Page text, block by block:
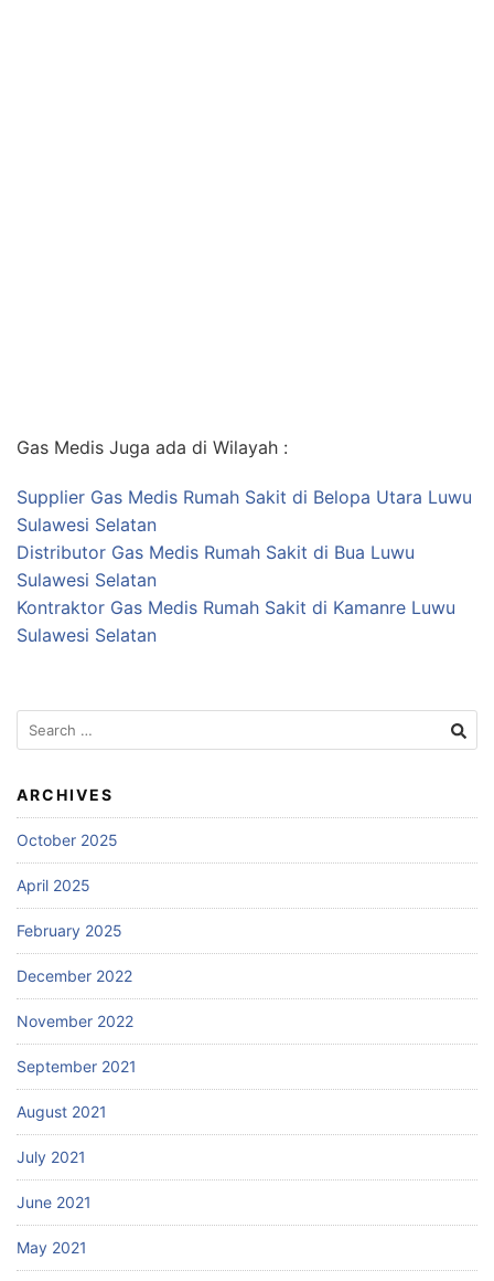
Gas Medis Juga ada di Wilayah :
Supplier Gas Medis Rumah Sakit di Belopa Utara Luwu
Sulawesi Selatan
Distributor Gas Medis Rumah Sakit di Bua Luwu
Sulawesi Selatan
Kontraktor Gas Medis Rumah Sakit di Kamanre Luwu
Sulawesi Selatan
Search
for:
ARCHIVES
October 2025
April 2025
February 2025
December 2022
November 2022
September 2021
August 2021
July 2021
June 2021
May 2021